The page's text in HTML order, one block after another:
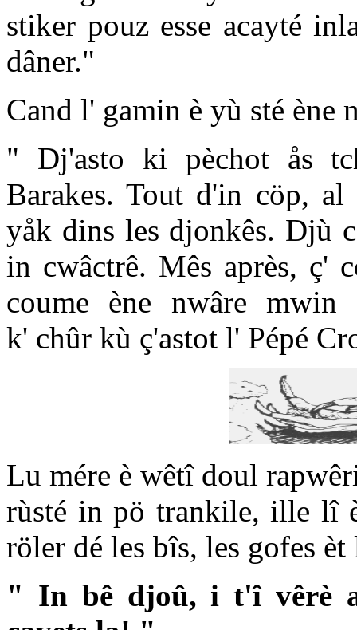
stiker pouz esse acayté
dâner."
Cand l' gamin è yù sté ène
" Dj'asto ki pèchot ås
Barakes. Tout d'in cöp,
yåk dins les djonkês. Djù
in cwâctrê. Mês après, ç'
coume ène nwâre
k' chûr kù ç'astot l' Pépé
Lu mére è wêtî doul
rùsté in pö trankile, ille lî
röler dé les bîs, les gofes
" In bê djoû, i t'î vêrè